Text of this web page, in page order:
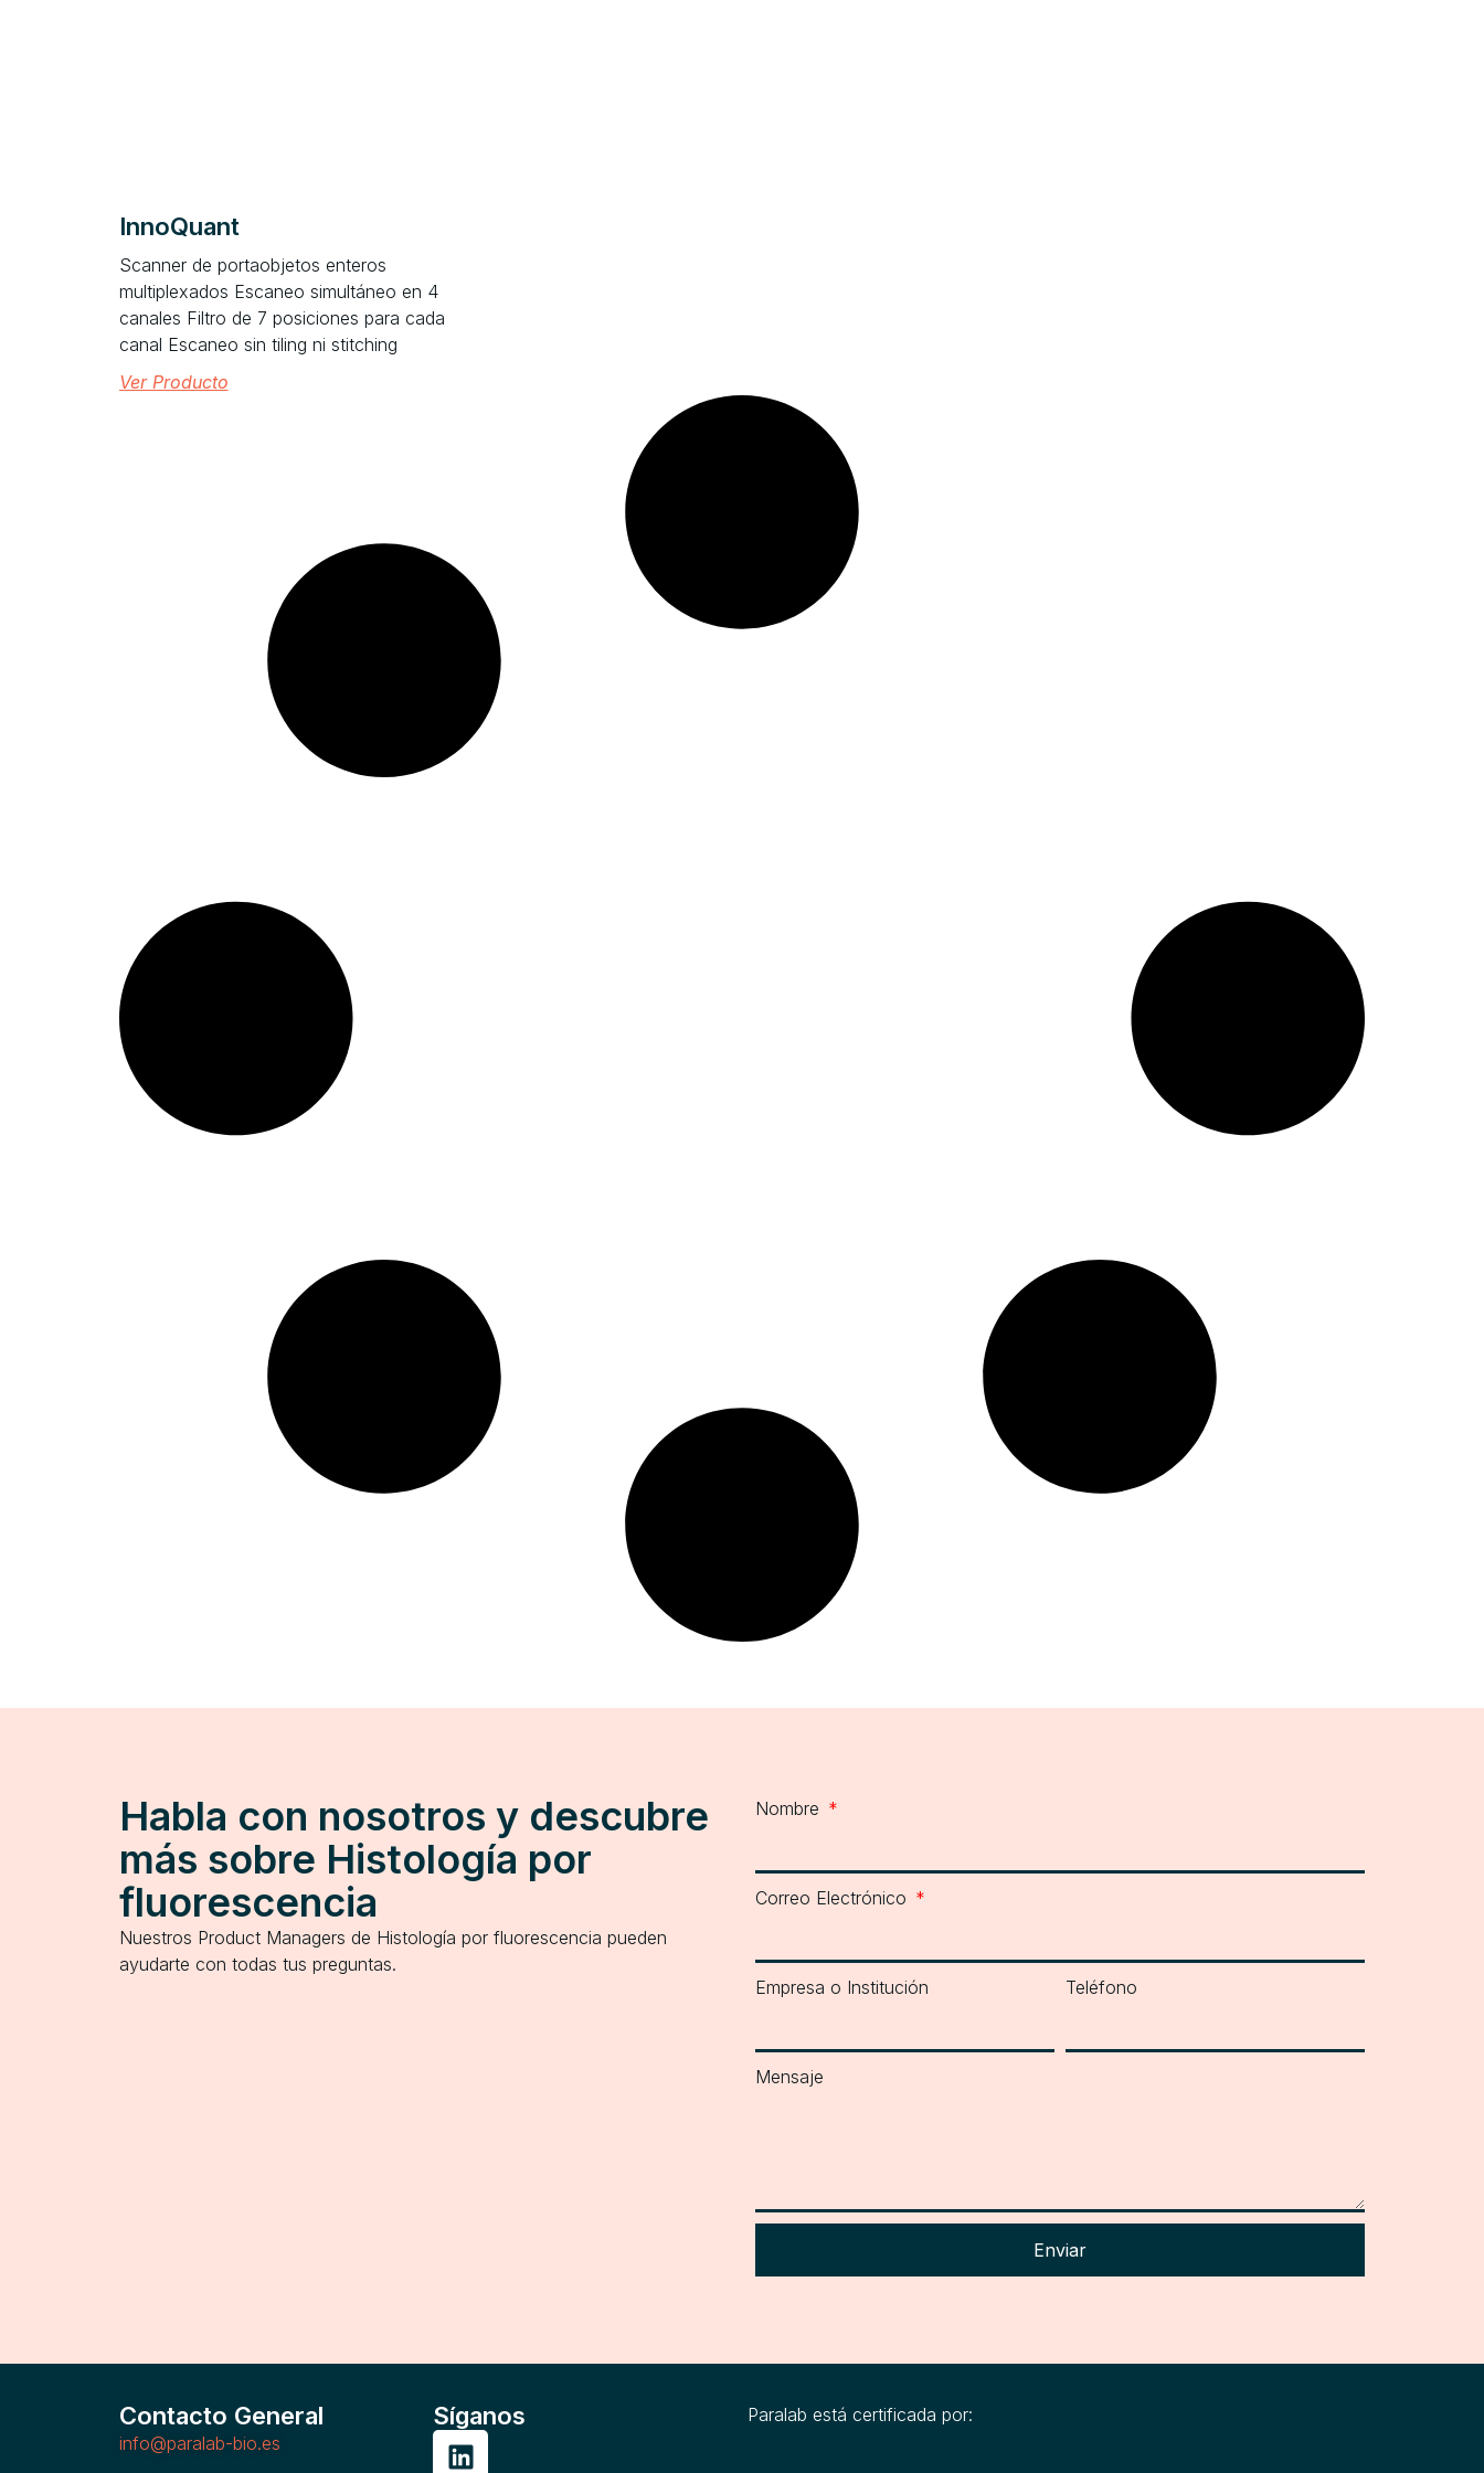
InnoQuant
Scanner de portaobjetos enteros
multiplexados Escaneo simultáneo en 4
canales Filtro de 7 posiciones para cada
canal Escaneo sin tiling ni stitching
Ver Producto
Habla con nosotros y descubre
más sobre Histología por
fluorescencia
Nuestros Product Managers de Histología por fluorescencia pueden
ayudarte con todas tus preguntas.
Nombre
Correo Electrónico
Empresa o Institución Teléfono
Mensaje
Enviar
Contacto General
info@paralab-bio.es
Síganos Paralab está certificada por: